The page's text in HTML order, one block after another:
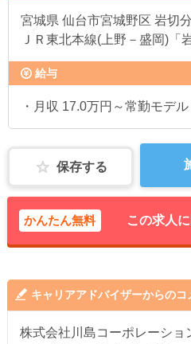
宮城県 仙台市宮城野区 岩切
ＪＲ東北本線(上野－盛岡)「
給与
・月収 17.0万円～常勤モデル
保存する
かんたん無料 この求人
キャリアアドバイザーからのコ
株式会社川島コーポレーショ